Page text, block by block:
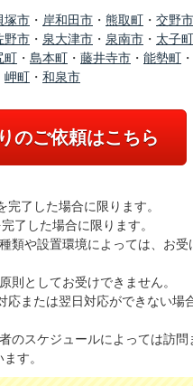
塚市 ・ 岸和田市 ・ 熊取町 ・ 交野市
野市 ・ 泉大津市 ・ 泉南市 ・ 太子町
町 ・ 島本町 ・ 藤井寺市 ・ 能勢町 ・
岬町 ・ 和泉市
のご依頼はこちら
了した場合に限ります。
了した場合に限ります。
類や設置環境によっては、お受
則としてお受けできません。
応または翌日対応ができない場
のスケジュールによっては訪問
す。